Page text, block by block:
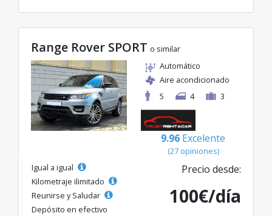
Range Rover SPORT o similar
Automático
Aire acondicionado
5
4 3
9.96 Excelente
(27 opiniones)
Igual a igual
Kilometraje ilimitado
Reunirse y Saludar
Depósito en efectivo
Precio desde:
100€/día